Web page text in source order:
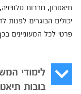
תיאטרון, חברות
יכולים הבוגרים לפנות
פרטי לכל המעוניינים
לימודי
בובות